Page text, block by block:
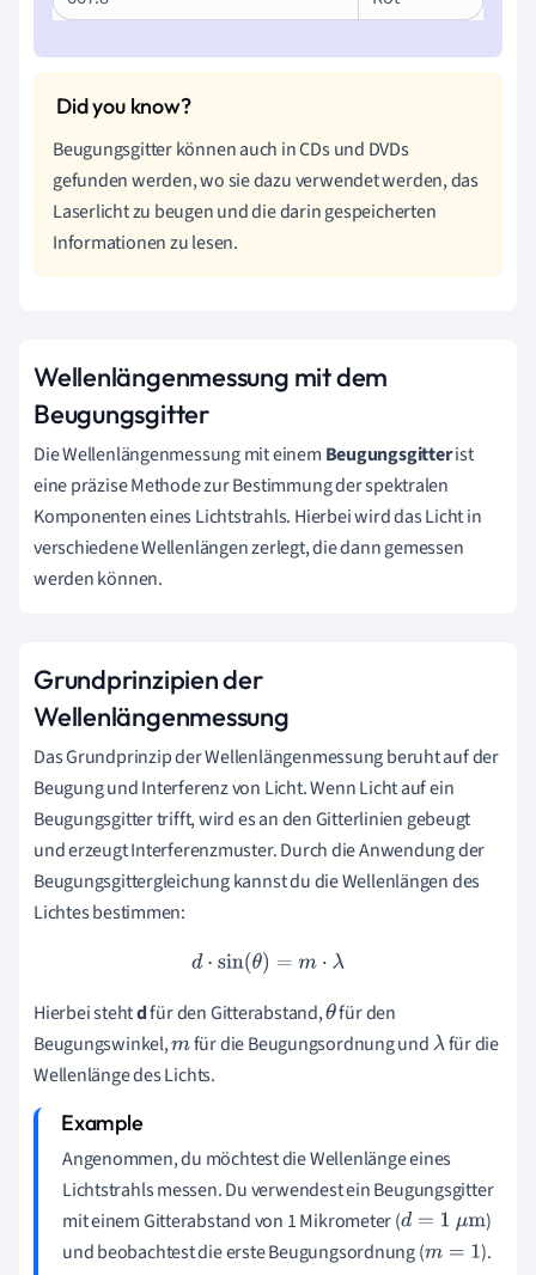
Beugungsgitter können auch in CDs und DVDs
gefunden werden, wo sie dazu verwendet werden, das
Laserlicht zu beugen und die darin gespeicherten
Informationen zu lesen.
Wellenlängenmessung mit dem
Beugungsgitter
Die Wellenlängenmessung mit einem Beugungsgitterist
eine präzise Methode zur Bestimmung der spektralen
Komponenten eines Lichtstrahls. Hierbei wird das Licht in
verschiedene Wellenlängen zerlegt, die dann gemessen
werden können.
Grundprinzipien der
Wellenlängenmessung
Das Grundprinzip der Wellenlängenmessung beruht auf der
Beugung und Interferenz von Licht. Wenn Licht auf ein
Beugungsgitter trifft, wird es an den Gitterlinien gebeugt
und erzeugt Interferenzmuster. Durch die Anwendung der
Beugungsgittergleichung kannst du die Wellenlängen des
Lichtes bestimmen:
d⋅sin(θ )=m⋅λ
Hierbei stehtdfür den Gitterabstand,θfür den
Beugungswinkel,mfür die Beugungsordnung undλfür die
Wellenlänge des Lichts.
Angenommen, du möchtest die Wellenlänge eines
Lichtstrahls messen. Du verwendest ein Beugungsgitter
mit einem Gitterabstand von 1 Mikrometer (d=1μm
)
und beobachtest die erste Beugungsordnung (m= 1
).